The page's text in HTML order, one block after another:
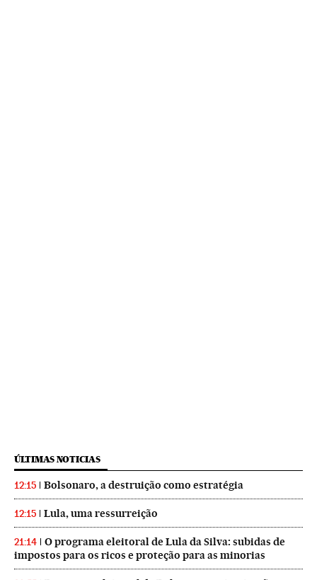
ÚLTIMAS NOTICIAS
12:15 Bolsonaro, a destruição como estratégia
12:15 Lula, uma ressurreição
21:14
O programa eleitoral de Lula da Silva: subidas de
impostos para os ricos e proteção para as minorias